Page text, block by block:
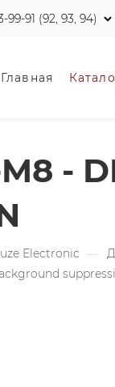
99-91 (92, 93, 94)
Главная
-
Electronic —